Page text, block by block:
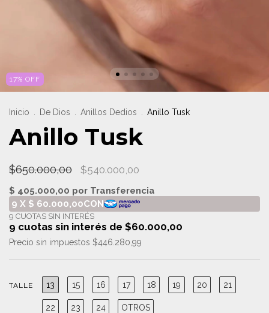
17% OFF
Inicio De Dios Anillos Dedios Anillo Tusk
Anillo Tusk
$650.000,00 $540.000,00
9 cuotas sin interés de $60.000,00
Precio sin impuestos $446.280,99
TALLE 13 15 16 17 18 19 20 21
22 23 24 OTROS